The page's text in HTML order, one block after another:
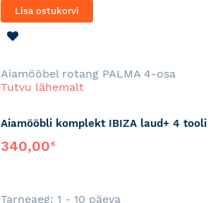
Lisa ostukorvi
Aiamööbel rotang PALMA 4-osa
Tutvu lähemalt
Aiamööbli komplekt IBIZA laud+ 4 tooli
340,00€
Tarneaeg: 1 - 10 päeva